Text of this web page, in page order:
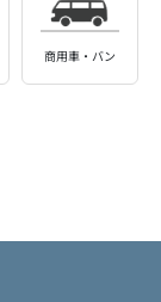
商用車・バン